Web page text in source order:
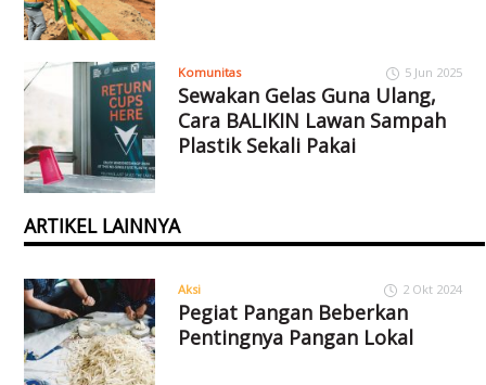
Komunitas 5 Jun 2025
Sewakan Gelas Guna Ulang,
Cara BALIKIN Lawan Sampah
Plastik Sekali Pakai
ARTIKEL LAINNYA
Aksi 2 Okt 2024
Pegiat Pangan Beberkan
Pentingnya Pangan Lokal